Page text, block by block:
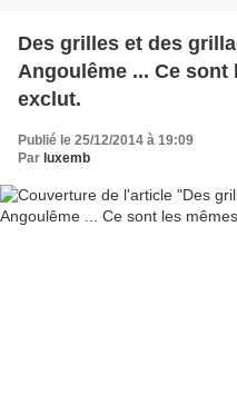
Des grilles et des
Angoulême ... Ce sont
exclut.
Publié le 25/12/2014 à 19:09
Par luxemb